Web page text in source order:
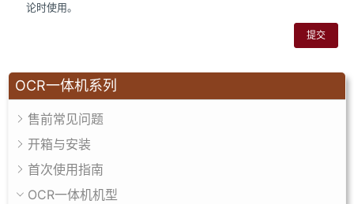
OCR一体机系列
售前常见问题
开箱与安装
首次使用指南
OCR一体机机型
论时使用。
提交